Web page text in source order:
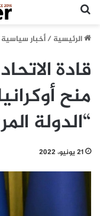
الرئيسية/أخبار سياسية
قادة
منح
“الدولة
21 يونيو، 2022